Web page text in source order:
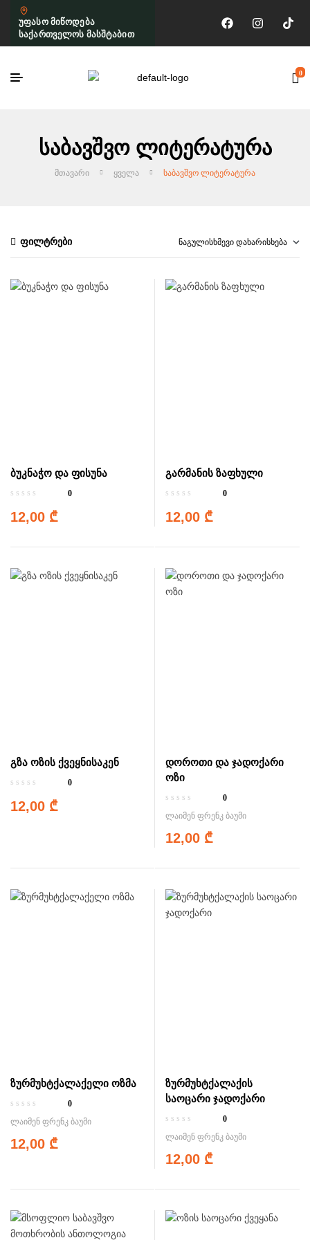
უფასო მიწოდება
საქართველოს მასშტაბით
0
Საბავშვო Ლიტერატურა
ᲛᲗᲐᲕᲐᲠᲘ ᲧᲕᲔᲚᲐ ᲡᲐᲑᲐᲕᲨᲕᲝ ᲚᲘᲢᲔᲠᲐᲢᲣᲠᲐ
ფილტრები
ბუკნაჭო და ფისუნა
0
12,00 ₾
გარმანის ზაფხული
0
12,00 ₾
გზა ოზის ქვეყნისაკენ
0
12,00 ₾
დოროთი და ჯადოქარი
ოზი
0
ლაიმენ ფრენკ ბაუმი
12,00 ₾
ზურმუხტქალაქელი ოზმა
0
ლაიმენ ფრენკ ბაუმი
12,00 ₾
ზურმუხტქალაქის
საოცარი ჯადოქარი
0
ლაიმენ ფრენკ ბაუმი
12,00 ₾